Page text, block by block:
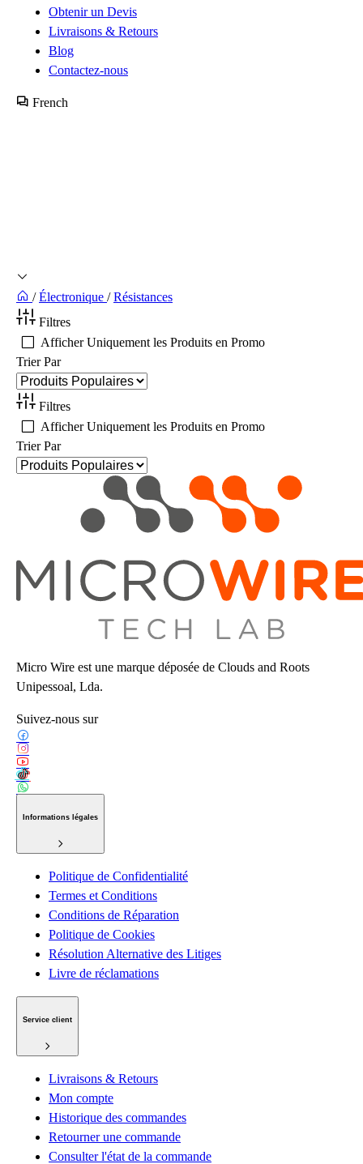
Obtenir un Devis
Livraisons & Retours
Blog
Contactez-nous
French
/ Électronique / Résistances
Filtres
Afficher Uniquement les Produits en Promo
Trier Par
Filtres
Afficher Uniquement les Produits en Promo
Trier Par
Micro Wire est une marque déposée de Clouds and Roots
Unipessoal, Lda.
Suivez-nous sur
Informations légales
Politique de Confidentialité
Termes et Conditions
Conditions de Réparation
Politique de Cookies
Résolution Alternative des Litiges
Livre de réclamations
Service client
Livraisons & Retours
Mon compte
Historique des commandes
Retourner une commande
Consulter l'état de la commande